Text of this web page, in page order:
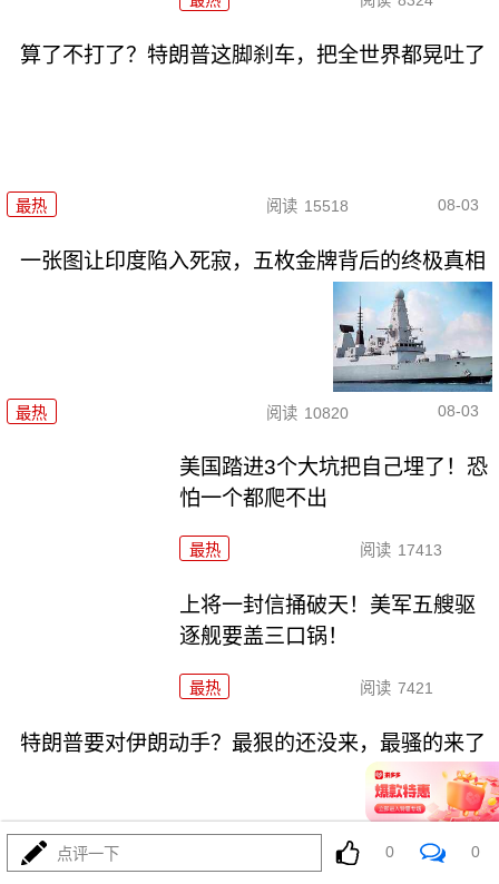
算了不打了？特朗普这脚刹车，把全世界都晃吐了
最热 阅读 15518 08-03
一张图让印度陷入死寂，五枚金牌背后的终极真相
最热 阅读 10820 08-03
美国踏进3个大坑把自己埋了！恐
怕一个都爬不出
最热 阅读 17413
上将一封信捅破天！美军五艘驱
逐舰要盖三口锅！
最热 阅读 7421
特朗普要对伊朗动手？最狠的还没来，最骚的来了
点评一下 0 0